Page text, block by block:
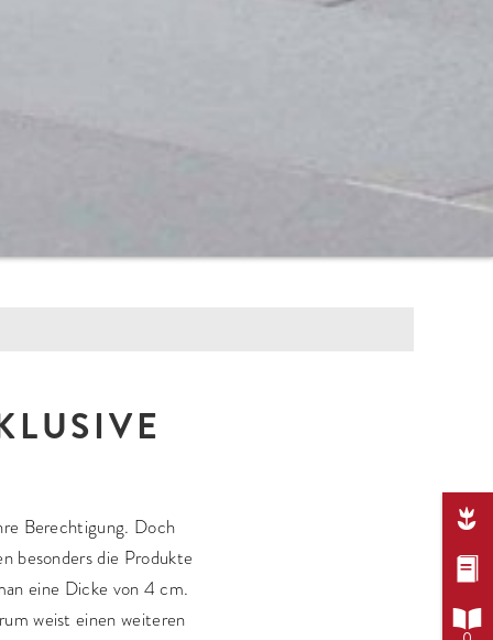
Feinstrukturiert
Feingestrahlt
Gemasert
Samtiert
Schalungsglatt
Berechtigung. Doch
besonders die Produkte
eine Dicke von 4 cm.
weist einen weiteren


